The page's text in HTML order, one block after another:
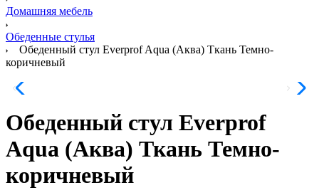
Домашняя мебель
Обеденные стулья
Обеденный стул Everprof Aqua (Аква) Ткань Темно-
коричневый
Обеденный стул Everprof
Aqua (Аква) Ткань Темно-
коричневый